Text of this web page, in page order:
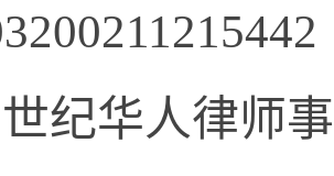
纪华人律师